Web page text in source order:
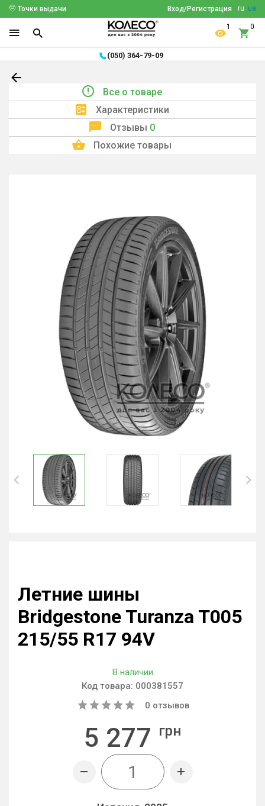
ru ua
Вход/Регистрация
Точки выдачи
1 0
(050) 364-79-09
Все о товаре
Характеристики
Отзывы 0
Похожие товары
Летние шины
Bridgestone Turanza T005
215/55 R17 94V
В наличии
Код товара: 000381557
0 отзывов
5 277 грн